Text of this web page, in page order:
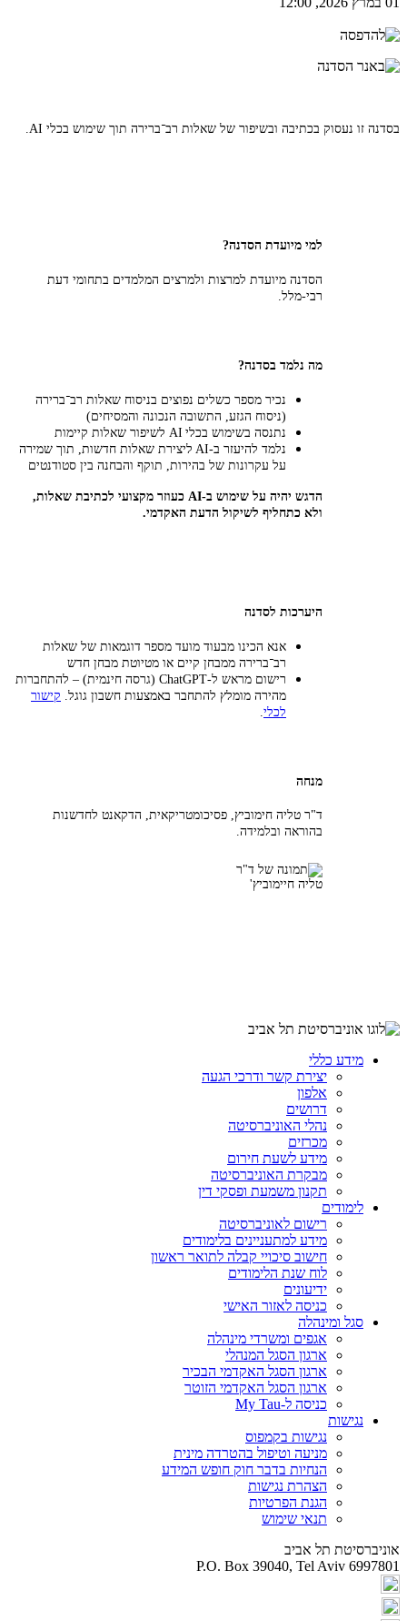
בסדנה זו נעסוק בכתיבה ובשיפור של שאלות רב־ברירה תוך שימוש בכלי AI.
למי מיועדת הסדנה?
הסדנה מיועדת למרצות ולמרצים המלמדים בתחומי דעת
רבי-מלל.
מה נלמד בסדנה?
נכיר מספר כשלים נפוצים בניסוח שאלות רב־ברירה
(ניסוח הגזע, התשובה הנכונה והמסיחים)
נתנסה בשימוש בכלי AI לשיפור שאלות קיימות
נלמד להיעזר ב-AI ליצירת שאלות חדשות, תוך שמירה
על עקרונות של בהירות, תוקף והבחנה בין סטודנטים
הדגש יהיה על שימוש ב-AI כעוזר מקצועי לכתיבת שאלות,
ולא כתחליף לשיקול הדעת האקדמי.
היערכות לסדנה
אנא הכינו מבעוד מועד מספר דוגמאות של שאלות
רב־ברירה ממבחן קיים או מטיוטת מבחן חדש
רישום מראש ל-ChatGPT (גרסה חינמית) – להתחברות
מהירה מומלץ להתחבר באמצעות חשבון גוגל. קישור
לכלי.
מנחה
ד"ר טליה חימוביץ, פסיכומטריקאית, הדקאנט לחדשנות
בהוראה ובלמידה.
מידע כללי
יצירת קשר ודרכי הגעה
אלפון
דרושים
נהלי האוניברסיטה
מכרזים
מידע לשעת חירום
מבקרת האוניברסיטה
תקנון משמעת ופסקי דין
לימודים
רישום לאוניברסיטה
מידע למתעניינים בלימודים
חישוב סיכויי קבלה לתואר ראשון
לוח שנת הלימודים
ידיעונים
כניסה לאזור האישי
סגל ומינהלה
אגפים ומשרדי מינהלה
ארגון הסגל המנהלי
ארגון הסגל האקדמי הבכיר
ארגון הסגל האקדמי הזוטר
כניסה ל-My Tau
נגישות
נגישות בקמפוס
מניעה וטיפול בהטרדה מינית
הנחיות בדבר חוק חופש המידע
הצהרת נגישות
הגנת הפרטיות
תנאי שימוש
אוניברסיטת תל אביב
P.O. Box 39040, Tel Aviv 6997801